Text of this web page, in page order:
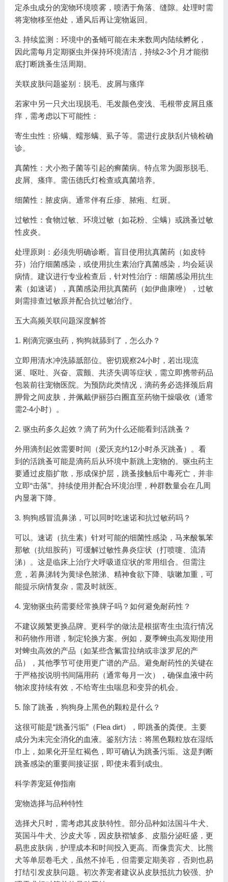
定杀虫成分的宠物环境喷雾，喷洒于角落、缝隙。处理时需
将宠物移至他处，通风后再让宠物返回。
3. 持续监测：环境中的蚤蛹可能在未来数周内陆续孵化，
因此需每月定期驱虫并保持环境清洁，持续2-3个月才能彻
底打断跳蚤生活周期。
关联皮肤问题鉴别：脱毛、皮屑与瘙痒
若家中另一只犬出现脱毛、毛发颜色变浅、毛根带皮屑且瘙
痒，需考虑以下可能性：
寄生虫性：疥螨、蠕形螨、虱子等。需进行皮肤刮片镜检确
诊。
真菌性：犬小孢子菌等引起的癣菌病。特点常为圆形脱毛、
皮屑、瘙痒。需伍德氏灯检查或真菌培养。
细菌性：脓皮病。通常伴有丘疹、脓疱、红斑。
过敏性：食物过敏、环境过敏（如花粉、尘螨）或跳蚤过敏
性皮炎。
处理原则：必须先明确诊断。盲目使用抗真菌药（如皮特
芬）治疗细菌感染，或使用抗生素治疗真菌感染，均会延误
病情。建议进行专业检查后，针对性治疗：细菌感染用抗生
素（如速诺），真菌感染用抗真菌药（如伊曲康唑），过敏
则需排查过敏原并配合抗过敏治疗。
五大高频关联问题深度解答
1. 刚滴完驱虫药，狗狗就舔到了，怎么办？
立即用清水冲洗舔舐部位。密切观察24小时，若出现流
涎、呕吐、兴奋、震颤、共济失调等症状，需立即携带药品
包装前往宠物医院。为预防此类情况，滴药务必选择颈后肩
胛骨之间皮肤，并佩戴伊丽莎白圈直至药物干燥吸收（通常
需2-4小时）。
2. 驱虫药多久起效？滴了药为什么还能看到活跳蚤？
外用滴剂起效需要时间（爱沃克约12小时杀灭跳蚤）。看
到的活跳蚤可能是滴药后从环境中新跳上宠物的。驱虫药主
要通过皮脂扩散，形成保护层，跳蚤接触后中毒死亡，并非
立即“击落”。持续使用并配合环境治理，种群数量会在几周
内显著下降。
3. 狗狗感冒流鼻涕，可以同时吃速诺和抗过敏药吗？
可以。速诺（抗生素）针对可能的细菌性感染，马来酸氯苯
那敏（抗组胺药）可缓解过敏性鼻炎症状（打喷嚏、流清
涕）。这是临床上治疗犬呼吸道症状的常用组合。但需注
意，若鼻涕转为黄绿色脓涕、精神食欲下降、咳嗽加重，可
能提示病情复杂，需及时就医。
4. 宠物驱虫药需要经常换牌子吗？如何避免耐药性？
不建议频繁更换品牌。更科学的做法是根据寄生虫流行情况
和药物作用谱，制定轮换方案。例如，夏季蜱虫高发期使用
对蜱虫高效的产品（如某些含氟雷拉纳或非泼罗尼的产
品），其他季节可使用更广谱的产品。避免耐药性的关键在
于严格按说明书间隔用药（通常每月一次），确保血液中药
物浓度持续有效，不给寄生虫喘息和变异的机会。
5. 除了跳蚤，狗狗身上黑色的颗粒是什么？
这很可能是“跳蚤污垢”（Flea dirt），即跳蚤的粪便。主要
成分为未完全消化的血液。鉴别方法：将黑色颗粒放在湿纸
巾上，如果化开呈红褐色，即可确认为跳蚤污垢。这是判断
跳蚤感染的重要间接证据，即使未看到成虫。
科学养宠延伸指南
宠物选择与品种特性
选择犬只时，需考虑其皮肤特性。部分品种如法国斗牛犬、
英国斗牛犬、沙皮犬等，因皮肤褶皱多、皮脂分泌旺盛，更
易患皮肤病，护理成本和时间投入更高。而像贵宾犬、比熊
犬等单层卷毛犬，虽然不掉毛，但需要定期美容，否则也易
打结引发皮肤问题。初次养宠者建议从皮肤抵抗力较强、护